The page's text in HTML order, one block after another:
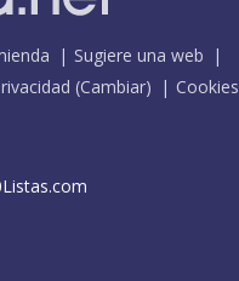
Sugiere una web
(Cambiar)
Cookies